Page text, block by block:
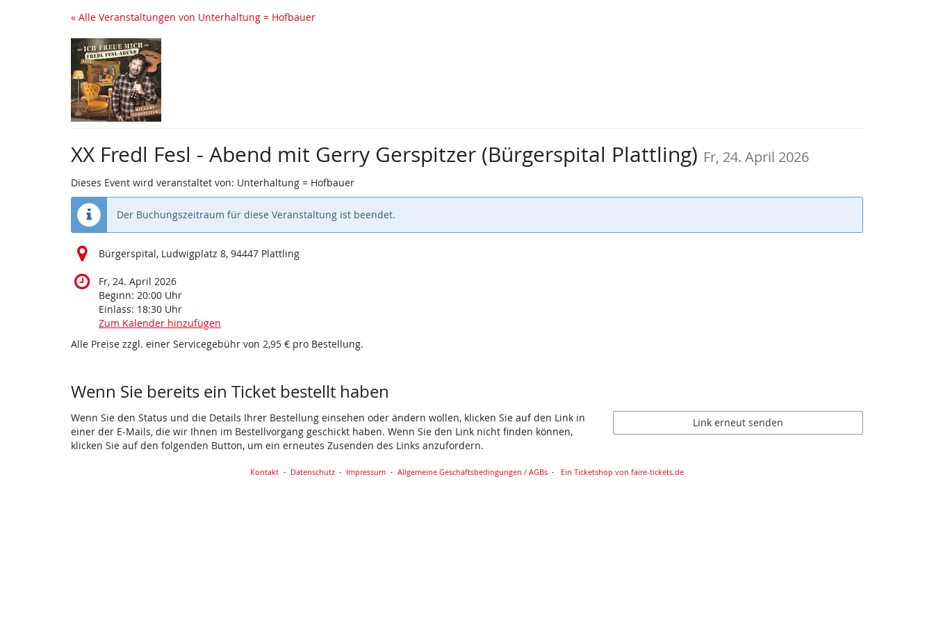
« Alle Veranstaltungen von Unterhaltung = Hofbauer
XX Fredl Fesl - Abend mit Gerry Gerspitzer (Bürgerspital Plattling) Fr, 24. April 2026
Dieses Event wird veranstaltet von: Unterhaltung = Hofbauer
Der Buchungszeitraum für diese Veranstaltung ist beendet.
Bürgerspital, Ludwigplatz 8, 94447 Plattling
Fr, 24. April 2026
Beginn: 20:00 Uhr
Einlass: 18:30 Uhr
Zum Kalender hinzufügen
Alle Preise zzgl. einer Servicegebühr von 2,95 € pro Bestellung.
Wenn Sie bereits ein Ticket bestellt haben
Wenn Sie den Status und die Details Ihrer Bestellung einsehen oder ändern wollen, klicken Sie auf den Link in
einer der E-Mails, die wir Ihnen im Bestellvorgang geschickt haben. Wenn Sie den Link nicht finden können,
klicken Sie auf den folgenden Button, um ein erneutes Zusenden des Links anzufordern.
Link erneut senden
Kontakt Datenschutz Impressum Allgemeine Geschäftsbedingungen / AGBs Ein Ticketshop von faire-tickets.de